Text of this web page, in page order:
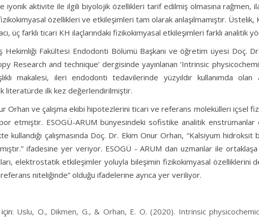
aktivite ile ilgili biyolojik özellikleri tarif edilmiş olmasına rağmen,
özellikleri ve etkileşimleri tam olarak anlaşılmamıştır. Üstelik,
üç farklı ticari KH ilaçlarındaki fizikokimyasal etkileşimleri farklı analitik
Hekimliği Fakültesi Endodonti Bölümü Başkanı ve öğretim üyesi Doç.
Research and technique’ dergisinde yayınlanan ‘Intrinsic
makalesi, ileri endodonti tedavilerinde yüzyıldır kullanımda
literatürde ilk kez değerlendirilmiştir.
Orhan ve çalışma ekibi hipotezlerini ticari ve referans molekülleri içsel
etmiştir. ESOGÜ-ARUM bünyesindeki sofistike analitik
kullandığı çalışmasında Doç. Dr. Ekim Onur Orhan, “Kalsiyum hidroksit
ifadesine yer veriyor. ESOGÜ - ARUM dan uzmanlar ile
elektrostatik etkileşimler yoluyla bileşimin fizikokimyasal özelliklerini
referans niteliğinde” olduğu ifadelerine ayrıca yer veriliyor.
Uslu, O., Dikmen, G., & Orhan, E. O. (2020). Intrinsic